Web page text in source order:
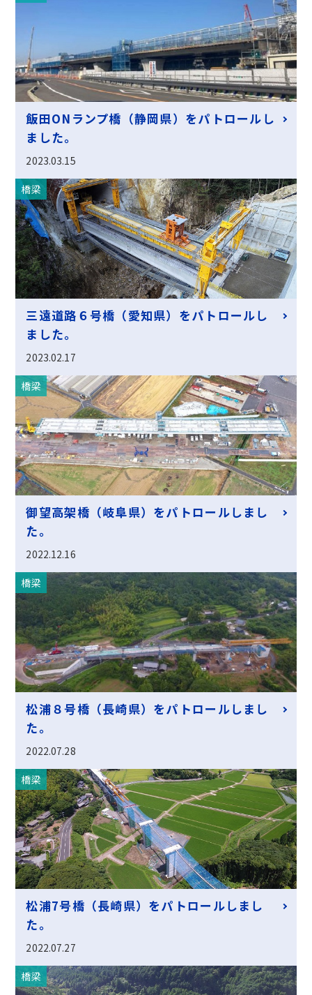
飯田ONランプ橋（静岡県）をパトロールし
ました。
2023.03.15
橋梁
三遠道路６号橋（愛知県）をパトロールし
ました。
2023.02.17
橋梁
御望高架橋（岐阜県）をパトロールしまし
た。
2022.12.16
橋梁
松浦８号橋（長崎県）をパトロールしまし
た。
2022.07.28
橋梁
松浦7号橋（長崎県）をパトロールしまし
た。
2022.07.27
橋梁